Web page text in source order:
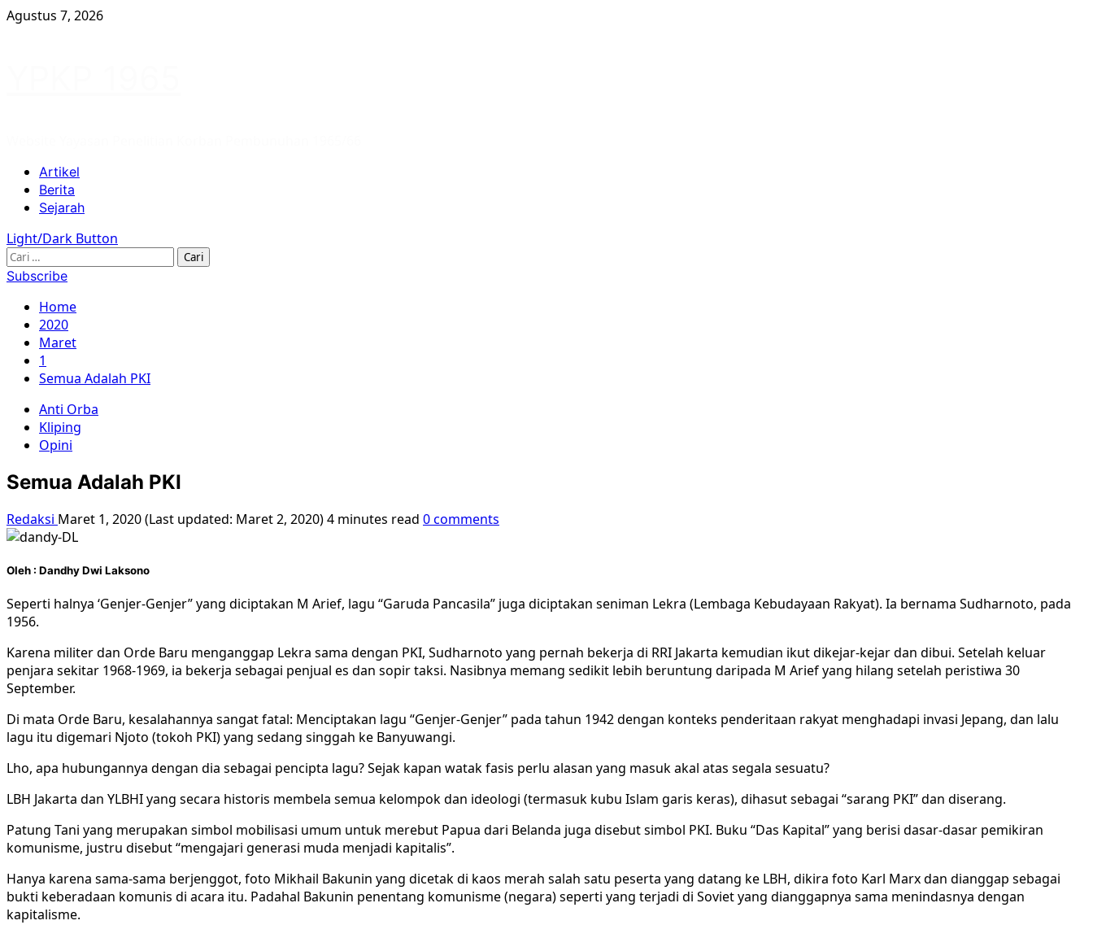
Skip
Agustus 7, 2026
Primary
Menu
Artikel
Berita
Sejarah
Light/Dark Button
Cari
untuk:
Subscribe
Home
2020
Maret
1
Semua Adalah PKI
Anti Orba
Kliping
Opini
Semua Adalah PKI
Redaksi Maret 1, 2020 (Last updated: Maret 2, 2020)4 minutes read 0 comments
Oleh : Dandhy Dwi Laksono
Seperti halnya ‘Genjer-Genjer” yang diciptakan M Arief, lagu “Garuda Pancasila” juga diciptakan seniman Lekra (Lembaga Kebudayaan Rakyat). Ia bernama Sudharnoto, pada
1956.
Karena militer dan Orde Baru menganggap Lekra sama dengan PKI, Sudharnoto yang pernah bekerja di RRI Jakarta kemudian ikut dikejar-kejar dan dibui. Setelah keluar
penjara sekitar 1968-1969, ia bekerja sebagai penjual es dan sopir taksi. Nasibnya memang sedikit lebih beruntung daripada M Arief yang hilang setelah peristiwa 30
September.
Di mata Orde Baru, kesalahannya sangat fatal: Menciptakan lagu “Genjer-Genjer” pada tahun 1942 dengan konteks penderitaan rakyat menghadapi invasi Jepang, dan lalu
lagu itu digemari Njoto (tokoh PKI) yang sedang singgah ke Banyuwangi.
Lho, apa hubungannya dengan dia sebagai pencipta lagu? Sejak kapan watak fasis perlu alasan yang masuk akal atas segala sesuatu?
LBH Jakarta dan YLBHI yang secara historis membela semua kelompok dan ideologi (termasuk kubu Islam garis keras), dihasut sebagai “sarang PKI” dan diserang.
Patung Tani yang merupakan simbol mobilisasi umum untuk merebut Papua dari Belanda juga disebut simbol PKI. Buku “Das Kapital” yang berisi dasar-dasar pemikiran
komunisme, justru disebut “mengajari generasi muda menjadi kapitalis”.
Hanya karena sama-sama berjenggot, foto Mikhail Bakunin yang dicetak di kaos merah salah satu peserta yang datang ke LBH, dikira foto Karl Marx dan dianggap sebagai
bukti keberadaan komunis di acara itu. Padahal Bakunin penentang komunisme (negara) seperti yang terjadi di Soviet yang dianggapnya sama menindasnya dengan
kapitalisme.